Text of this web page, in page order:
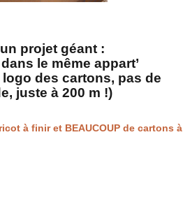
projet géant :
le même appart’
des cartons, pas de
juste à 200 m !)
à finir et BEAUCOUP de cartons à